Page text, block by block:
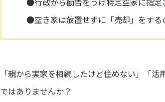
●空き家は放置せずに「売却」をする
「親から実家を相続したけど住めない」「
ではありませんか？